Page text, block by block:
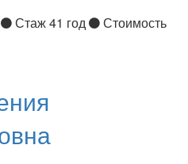
Стаж 41 год
Стоимость